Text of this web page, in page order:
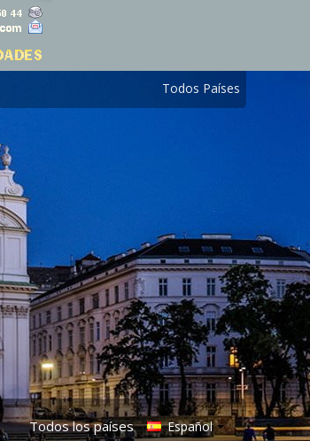
Todos Países
Todos los países Español